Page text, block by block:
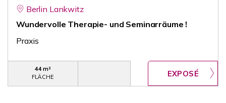
Berlin Lankwitz
Wundervolle Therapie- und Seminarräume !
Praxis
44 m²
FLÄCHE